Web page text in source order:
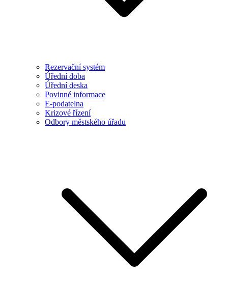
Rezervační systém
Úřední doba
Úřední deska
Povinné informace
E-podatelna
Krizové řízení
Odbory městského úřadu